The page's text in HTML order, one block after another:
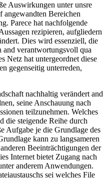
Auswirkungen unter unsre
angewandten Bereichen
Parece hat nachfolgende
rezipieren, aufgliedern
Dies wird essenziell, die
verantwortungsvoll qua
Netz hat untergeordnet diese
gegenseitig unterreden,
nachhaltig verändert and
seine Anschauung nach
teilzunehmen. Welches
die steigende Reihe durch
Aufgabe je die Grundlage des
kann zu langsameren
Beeinträchtigungen der
Internet bietet Zugang nach
anderem Anwendungen.
sei welches File